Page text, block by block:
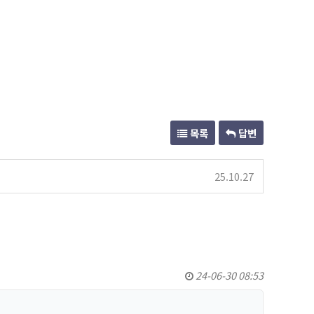
목록 답변
25.10.27
24-06-30 08:53